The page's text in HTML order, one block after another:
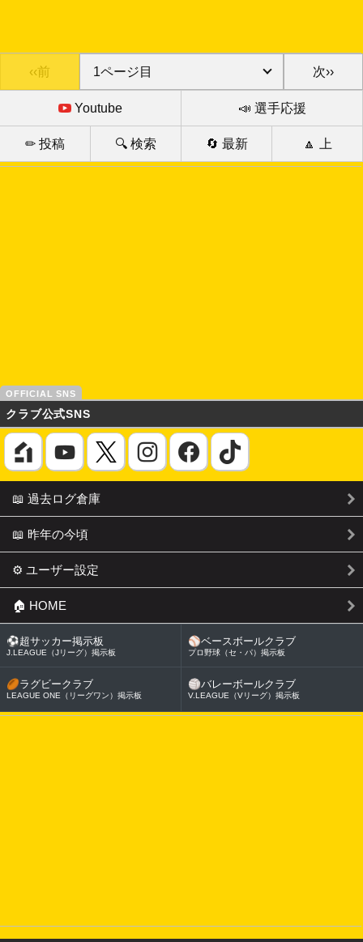
‹‹前 次››
Youtube 📣 選手応援
✏ 投稿 🔍 検索 🔄 最新 🔼 上
クラブ公式SNS
📖 過去ログ倉庫
📖 昨年の今頃
⚙️ ユーザー設定
🏠 HOME
⚽超サッカー掲示板
J.LEAGUE（Jリーグ）掲示板
⚾ベースボールクラブ
プロ野球（セ・パ）掲示板
🏉ラグビークラブ
LEAGUE ONE（リーグワン）掲示板
🏐バレーボールクラブ
V.LEAGUE（Vリーグ）掲示板